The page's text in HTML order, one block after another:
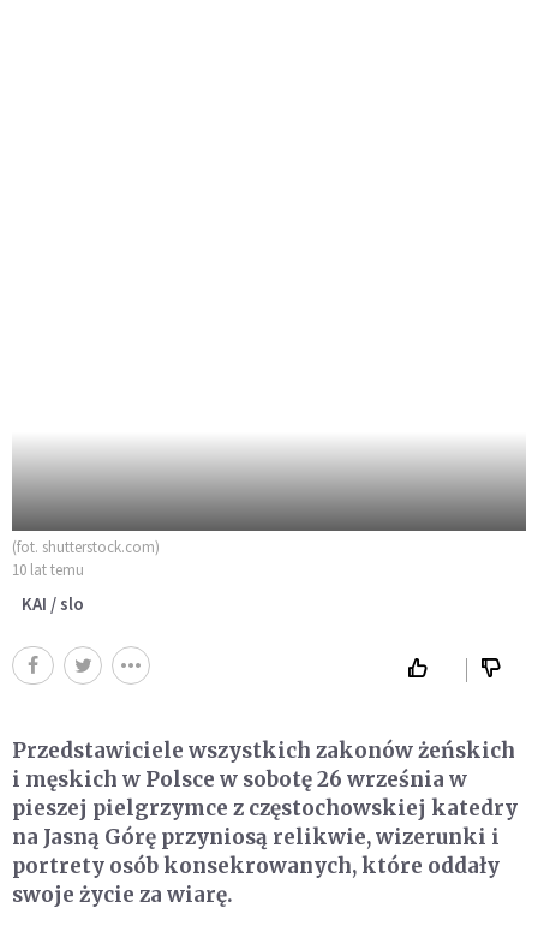
(fot. shutterstock.com)
10 lat temu
KAI / slo
Przedstawiciele wszystkich zakonów żeńskich
i męskich w Polsce w sobotę 26 września w
pieszej pielgrzymce z częstochowskiej katedry
na Jasną Górę przyniosą relikwie, wizerunki i
portrety osób konsekrowanych, które oddały
swoje życie za wiarę.